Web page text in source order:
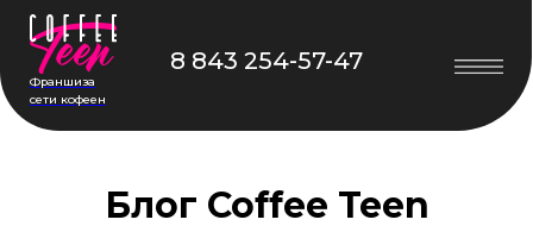
Франшиза
сети кофеен
8 843 254-57-47
Блог Coffee Teen